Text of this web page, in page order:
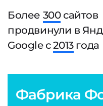
Более 300сайтов
продвинули в
Google с2013года
Фабрика